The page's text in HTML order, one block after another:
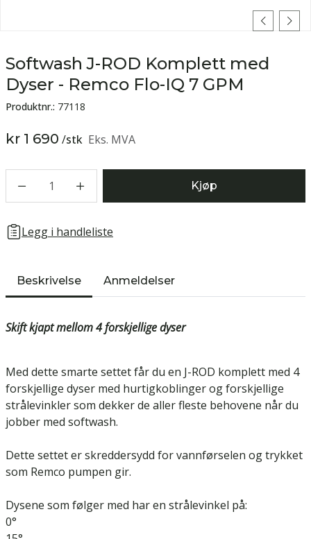
Softwash J-ROD Komplett med
Dyser - Remco Flo-IQ 7 GPM
Produktnr.: 77118
kr 1 690 /stk Eks. MVA
1 Kjøp
Legg i handleliste
Beskrivelse Anmeldelser
Skift kjapt mellom 4 forskjellige dyser
Med dette smarte settet får du en J-ROD komplett med 4
forskjellige dyser med hurtigkoblinger og forskjellige
strålevinkler som dekker de aller fleste behovene når du
jobber med softwash.
Dette settet er skreddersydd for vannførselen og trykket
som Remco pumpen gir.
Dysene som følger med har en strålevinkel på:
0°